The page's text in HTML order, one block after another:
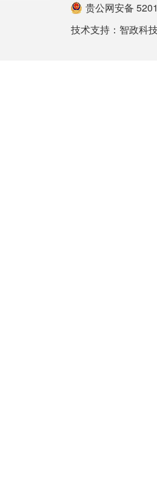
贵公网安备
技术支持： 智政科